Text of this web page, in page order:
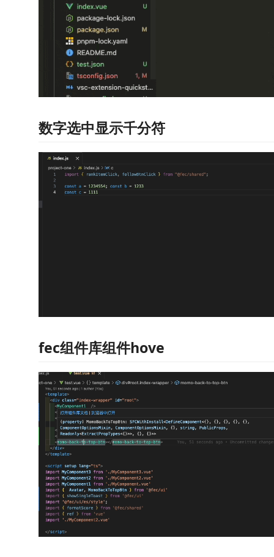
数字选中显示千分符
fec组件库组件hove